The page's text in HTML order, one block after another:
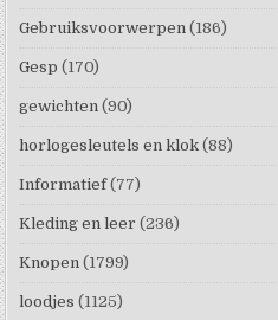
Gebruiksvoorwerpen (186)
Gesp (170)
gewichten (90)
horlogesleutels en klok (88)
Informatief (77)
Kleding en leer (236)
Knopen (1799)
loodjes (1125)